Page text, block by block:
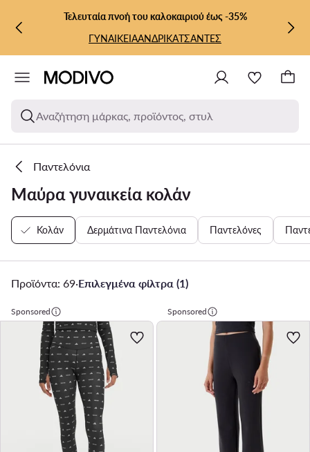
ΜΕΤΆΒΑΣΗ ΣΤΟ ΚΎΡΙΟ ΠΕΡΙΕΧΌΜΕΝΟ
ΜΕΤΆΒΑΣΗ ΣΤΗΝ ΑΝΑΖΉΤΗΣΗ
Τελευταία πνοή του καλοκαιριού έως -35%
ΓΥΝΑΙΚΕΙΑΑΝΔΡΙΚΑΤΣΑΝΤΕΣ
Αναζήτηση μάρκας, προϊόντος, στυλ
Παντελόνια
Μαύρα γυναικεία κολάν
Κολάν Δερμάτινα Παντελόνια Παντελόνες
Προϊόντα: 69·Επιλεγμένα φίλτρα (1)
Sponsored Sponsored